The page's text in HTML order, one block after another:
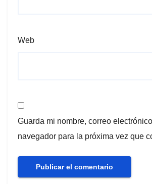
Web
Guarda mi nombre, correo
navegador para la próxima vez que